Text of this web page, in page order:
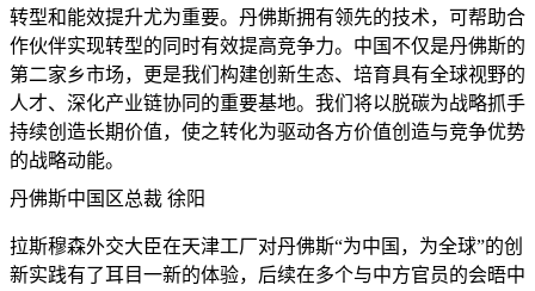
转型和能效提升尤为重要。丹佛斯拥有领先的技术，可帮助合
作伙伴实现转型的同时有效提高竞争力。中国不仅是丹佛斯的
第二家乡市场，更是我们构建创新生态、培育具有全球视野的
人才、深化产业链协同的重要基地。我们将以脱碳为战略抓手
持续创造长期价值，使之转化为驱动各方价值创造与竞争优势
的战略动能。
丹佛斯中国区总裁 徐阳
拉斯穆森外交大臣在天津工厂对丹佛斯“为中国，为全球”的创
新实践有了耳目一新的体验，后续在多个与中方官员的会晤中